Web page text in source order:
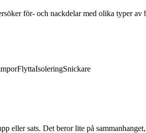
för- och nackdelar med olika typer
FlyttaIsoleringSnickare
eller sats. Det beror lite på